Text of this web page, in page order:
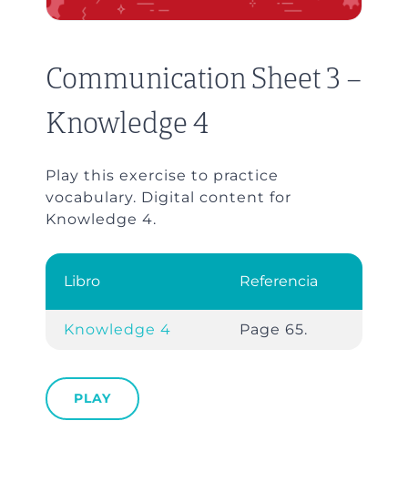
Communication Sheet 3 –
Knowledge 4
Play this exercise to practice
vocabulary. Digital content for
Knowledge 4.
Libro Referencia
Knowledge 4 Page 65.
PLAY